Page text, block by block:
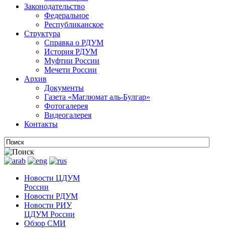
Законодательство
Федеральное
Республиканское
Структура
Справка о РДУМ
История РДУМ
Муфтии России
Мечети России
Архив
Документы
Газета «Маглюмат аль-Булгар»
Фотогалерея
Видеогалерея
Контакты
Новости ЦДУМ
России
Новости РДУМ
Новости РИУ
ЦДУМ России
Обзор СМИ